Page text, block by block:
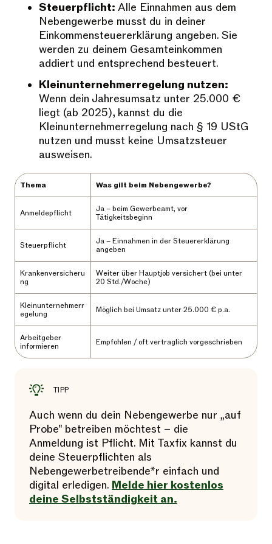
Steuerpflicht: Alle Einnahmen aus dem
Nebengewerbe musst du in deiner
Einkommensteuererklärung angeben. Sie
werden zu deinem Gesamteinkommen
addiert und entsprechend besteuert.
Kleinunternehmerregelung nutzen:
Wenn dein Jahresumsatz unter 25.000 €
liegt (ab 2025), kannst du die
Kleinunternehmerregelung nach § 19 UStG
nutzen und musst keine Umsatzsteuer
ausweisen.
Thema Was gilt beim Nebengewerbe?
Anmeldepflicht
Ja – beim Gewerbeamt, vor
Tätigkeitsbeginn
Steuerpflicht
Ja – Einnahmen in der Steuererklärung
angeben
Krankenversicheru
ng
Weiter über Hauptjob versichert (bei unter
20 Std./Woche)
Kleinunternehmerr
egelung
Möglich bei Umsatz unter 25.000 € p.a.
Arbeitgeber
informieren
Empfohlen / oft vertraglich vorgeschrieben
TIPP
Auch wenn du dein Nebengewerbe nur „auf
Probe" betreiben möchtest – die
Anmeldung ist Pflicht. Mit Taxfix kannst du
deine Steuerpflichten als
Nebengewerbetreibende*r einfach und
digital erledigen. Melde hier kostenlos
deine Selbstständigkeit an.